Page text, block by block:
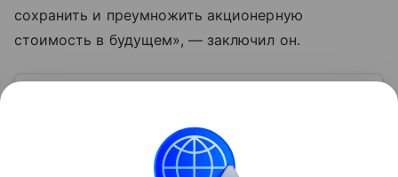
сохранить и преумножить акционерную
стоимость в будущем», — заключил он.
В статье выясним, что такое дивиденды, каковы
условия их выплаты, какие компании и каким
образом могут их выплачивать.